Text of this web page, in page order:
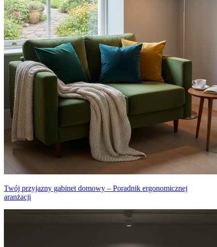
Twój przyjazny gabinet domowy – Poradnik ergonomicznej
aranżacji